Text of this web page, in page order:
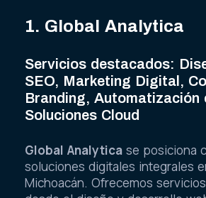
1. Global Analytica
Servicios destacados:
SEO, Marketing Digital,
Branding, Automatización
Soluciones Cloud
Global Analytica se posiciona
soluciones digitales integrales
Michoacán. Ofrecemos